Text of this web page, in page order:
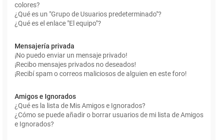
colores?
¿Qué es un "Grupo de Usuarios predeterminado"?
¿Qué es el enlace "El equipo"?
Mensajería privada
¡No puedo enviar un mensaje privado!
¡Recibo mensajes privados no deseados!
¡Recibí spam o correos maliciosos de alguien en este foro!
Amigos e Ignorados
¿Qué es la lista de Mis Amigos e Ignorados?
¿Cómo se puede añadir o borrar usuarios de mi lista de Amigos
e Ignorados?